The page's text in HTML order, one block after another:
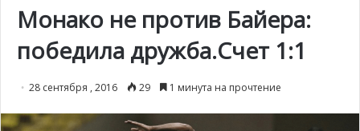
Монако не против Байера:
победила дружба.Счет 1:1
28 сентября , 2016 29 1 минута на прочтение